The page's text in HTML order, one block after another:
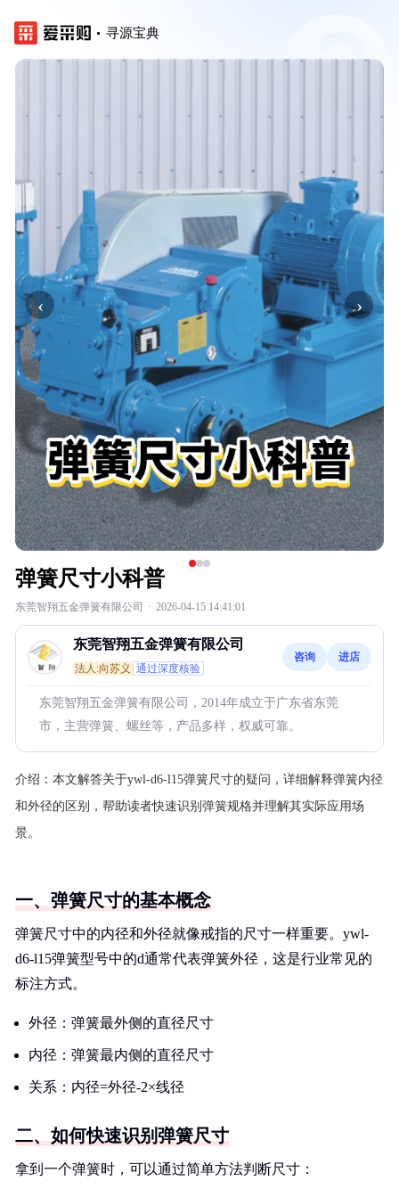
寻源宝典
‹ ›
弹簧尺寸小科普
东莞智翔五金弹簧有限公司 · 2026-04-15 14:41:01
东莞智翔五金弹簧有限公司
法人:向苏义 通过深度核验
咨询 进店
东莞智翔五金弹簧有限公司，2014年成立于广东省东莞
市，主营弹簧、螺丝等，产品多样，权威可靠。
介绍： 本文解答关于ywl-d6-l15弹簧尺寸的疑问，详细解释弹簧内径
和外径的区别，帮助读者快速识别弹簧规格并理解其实际应用场
景。
一、弹簧尺寸的基本概念
弹簧尺寸中的内径和外径就像戒指的尺寸一样重要。ywl-
d6-l15弹簧型号中的d通常代表弹簧外径，这是行业常见的
标注方式。
外径：弹簧最外侧的直径尺寸
内径：弹簧最内侧的直径尺寸
关系：内径=外径-2×线径
二、如何快速识别弹簧尺寸
拿到一个弹簧时，可以通过简单方法判断尺寸：